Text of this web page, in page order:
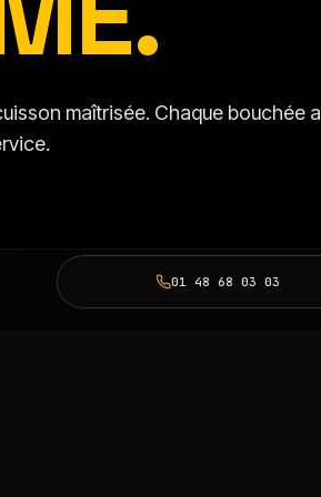
maîtrisée. Chaque bouchée a
01 48 68 03 03